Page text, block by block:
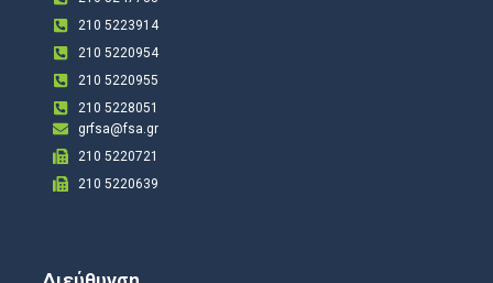
210 5223914
210 5220954
210 5220955
210 5228051
grfsa@fsa.gr
210 5220721
210 5220639